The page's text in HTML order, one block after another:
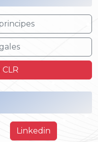
Linkedin